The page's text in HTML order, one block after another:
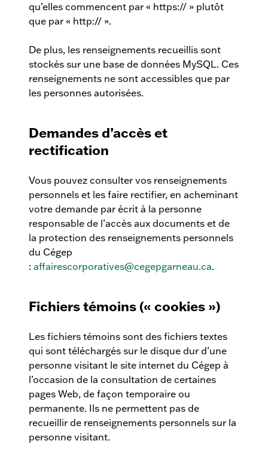
qu’elles commencent par « https:// » plutôt
que par « http:// ».
De plus, les renseignements recueillis sont
stockés sur une base de données MySQL. Ces
renseignements ne sont accessibles que par
les personnes autorisées.
Demandes d’accès et
rectification
Vous pouvez consulter vos renseignements
personnels et les faire rectifier, en acheminant
votre demande par écrit à la personne
responsable de l’accès aux documents et de
la protection des renseignements personnels
du Cégep
: affairescorporatives@cegepgarneau.ca.
Fichiers témoins (« cookies »)
Les fichiers témoins sont des fichiers textes
qui sont téléchargés sur le disque dur d’une
personne visitant le site internet du Cégep à
l’occasion de la consultation de certaines
pages Web, de façon temporaire ou
permanente. Ils ne permettent pas de
recueillir de renseignements personnels sur la
personne visitant.